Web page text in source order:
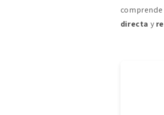
directa y